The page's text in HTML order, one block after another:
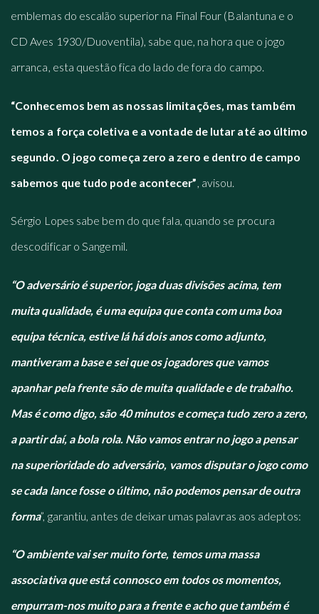
emblemas do escalão superior na Final Four (Balantuna e o
CD Aves 1930/Duoventila), sabe que, na hora que o jogo
arranca, esta questão fica do lado de fora do campo.
“Conhecemos bem as nossas limitações, mas também
temos a força coletiva e a vontade de lutar até ao último
segundo. O jogo começa zero a zero e dentro de campo
sabemos que tudo pode acontecer” , avisou.
Sérgio Lopes sabe bem do que fala, quando se procura
descodificar o Sangemil.
“O adversário é superior, joga duas divisões acima, tem
muita qualidade, é uma equipa que conta com uma boa
equipa técnica, estive lá há dois anos como adjunto,
mantiveram a base e sei que os jogadores que vamos
apanhar pela frente são de muita qualidade e de trabalho.
Mas é como digo, são 40 minutos e começa tudo zero a zero,
a partir daí, a bola rola. Não vamos entrar no jogo a pensar
na superioridade do adversário, vamos disputar o jogo como
se cada lance fosse o último, não podemos pensar de outra
forma”, garantiu, antes de deixar umas palavras aos adeptos:
“O ambiente vai ser muito forte, temos uma massa
associativa que está connosco em todos os momentos,
empurram-nos muito para a frente e acho que também é